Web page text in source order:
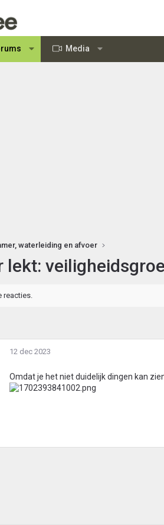
Media
waterleiding en afvoer
lekt:
reacties.
12 dec 2023
Omdat je het niet duidelijk dingen kan